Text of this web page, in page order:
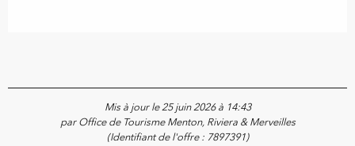
Mis à jour le 25 juin 2026 à 14:43
par Office de Tourisme Menton, Riviera & Merveilles
(Identifiant de l'offre : 7897391)